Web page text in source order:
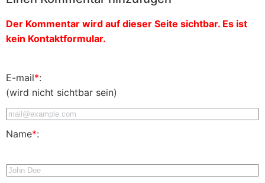
Der Kommentar wird auf dieser Seite sichtbar. Es ist
kein Kontaktformular.
E-mail*:
(wird nicht sichtbar sein)
Name*: